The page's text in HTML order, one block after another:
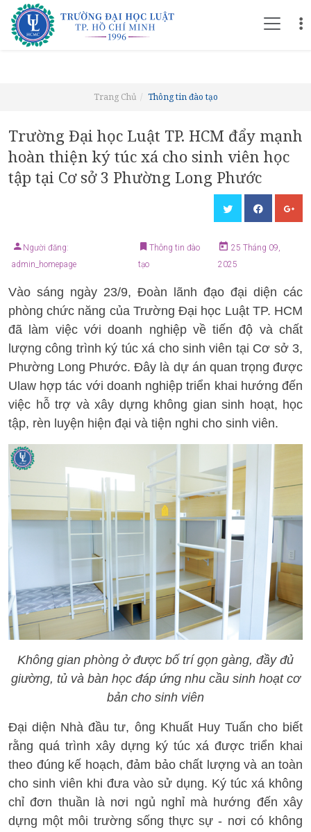
Trang Chủ Thông tin đào tạo
Trường Đại học Luật TP. HCM đẩy mạnh
hoàn thiện ký túc xá cho sinh viên học
tập tại Cơ sở 3 Phường Long Phước
Người đăng:
admin_homepage
Thông tin đào
tạo
25 Tháng 09,
2025
Vào sáng ngày 23/9, Đoàn lãnh đạo đại diện các
phòng chức năng của Trường Đại học Luật TP. HCM
đã làm việc với doanh nghiệp về tiến độ và chất
lượng công trình ký túc xá cho sinh viên tại Cơ sở 3,
Phường Long Phước. Đây là dự án quan trọng được
Ulaw hợp tác với doanh nghiệp triển khai hướng đến
việc hỗ trợ và xây dựng không gian sinh hoạt, học
tập, rèn luyện hiện đại và tiện nghi cho sinh viên.
Không gian phòng ở được bố trí gọn gàng, đầy đủ
giường, tủ và bàn học đáp ứng nhu cầu sinh hoạt cơ
bản cho sinh viên
Đại diện Nhà đầu tư, ông Khuất Huy Tuấn cho biết
rằng quá trình xây dựng ký túc xá được triển khai
theo đúng kế hoạch, đảm bảo chất lượng và an toàn
cho sinh viên khi đưa vào sử dụng. Ký túc xá không
chỉ đơn thuần là nơi ngủ nghỉ mà hướng đến xây
dựng một môi trường sống thực sự - nơi có không